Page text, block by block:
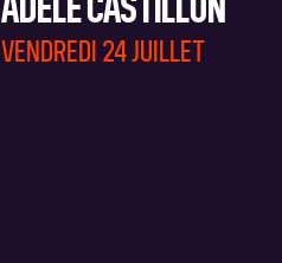
ADÈLE CASTILLON
VENDREDI 24 JUILLET